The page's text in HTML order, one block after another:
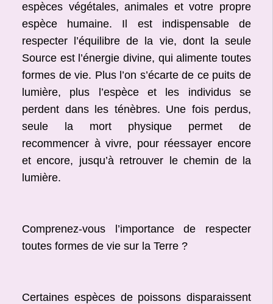
espèces végétales, animales et votre propre
espèce humaine. Il est indispensable de
respecter l’équilibre de la vie, dont la seule
Source est l’énergie divine, qui alimente toutes
formes de vie. Plus l’on s’écarte de ce puits de
lumière, plus l’espèce et les individus se
perdent dans les ténèbres. Une fois perdus,
seule la mort physique permet de
recommencer à vivre, pour réessayer encore
et encore, jusqu’à retrouver le chemin de la
lumière.
Comprenez-vous l’importance de respecter
toutes formes de vie sur la Terre ?
Certaines espèces de poissons disparaissent